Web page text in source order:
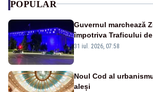
POPULAR
Guvernul marchează
împotriva Traficului
Victoria, iluminat în
31 iul. 2026, 07:58
Noul Cod al
aleși